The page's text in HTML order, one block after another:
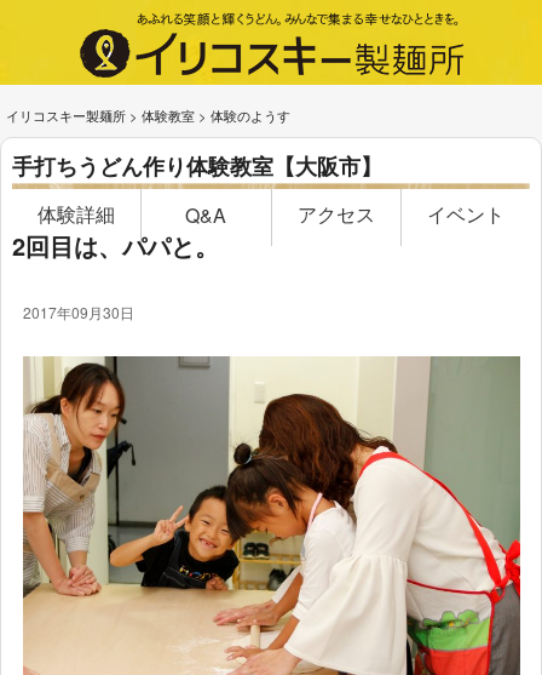
イリコスキー製麺所 > 体験教室 > 体験のようす
手打ちうどん作り体験教室【大阪市】
体験詳細 Q&A アクセス イベント
2回目は、パパと。
2017年09月30日